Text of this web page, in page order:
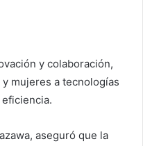
y colaboración,
mujeres a tecnologías
aseguró que la